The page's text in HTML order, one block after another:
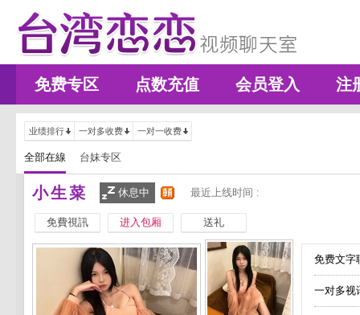
免费专区 点数充值 会员登入 注
业绩排行 一对多收费 一对一收费
全部在線 台妹专区
小生菜 休息中 最近上线时间 :
免費視訊 进入包厢 送礼
免费文
一对多